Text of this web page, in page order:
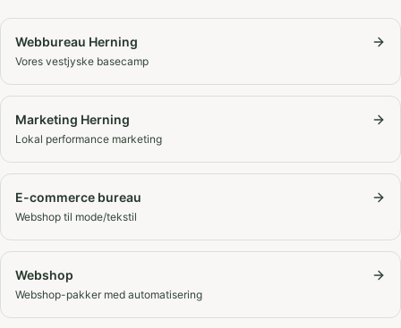
Webbureau Herning
Vores vestjyske basecamp
Marketing Herning
Lokal performance marketing
E-commerce bureau
Webshop til mode/tekstil
Webshop
Webshop-pakker med automatisering